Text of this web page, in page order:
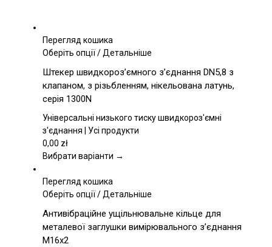
Перегляд кошика
Оберіть опціїЦей
має
кілька
Параметри
можна
на
товару
/Детальніше
Штекер швидкороз’ємного з’єднання DN5,8 з
клапаном, з різьбленням, нікельована латунь,
серія 1300N
Універсальні низького тиску швидкороз'ємні
з'єднання | Усі продукти
0,00 zł
Вибрати варіанти →
Перегляд кошика
Оберіть опціїЦей
має
кілька
/Детальніше
Антивібраційне ущільнювальне кільце для
металевої заглушки вимірювального з’єднання
M16x2